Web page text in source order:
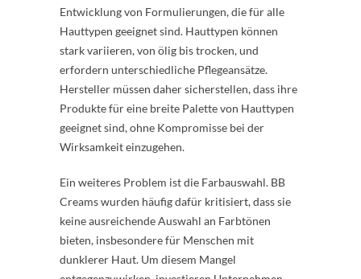
Entwicklung von Formulierungen, die für alle
Hauttypen geeignet sind. Hauttypen können
stark variieren, von ölig bis trocken, und
erfordern unterschiedliche Pflegeansätze.
Hersteller müssen daher sicherstellen, dass ihre
Produkte für eine breite Palette von Hauttypen
geeignet sind, ohne Kompromisse bei der
Wirksamkeit einzugehen.
Ein weiteres Problem ist die Farbauswahl. BB
Creams wurden häufig dafür kritisiert, dass sie
keine ausreichende Auswahl an Farbtönen
bieten, insbesondere für Menschen mit
dunklerer Haut. Um diesem Mangel